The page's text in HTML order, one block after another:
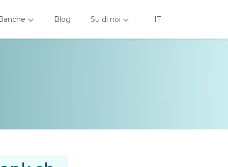
Blog Su di noi IT